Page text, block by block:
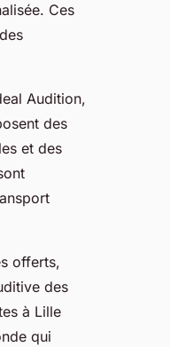
Ces
Audition,
des
et des
offerts,
des
à Lille
qui